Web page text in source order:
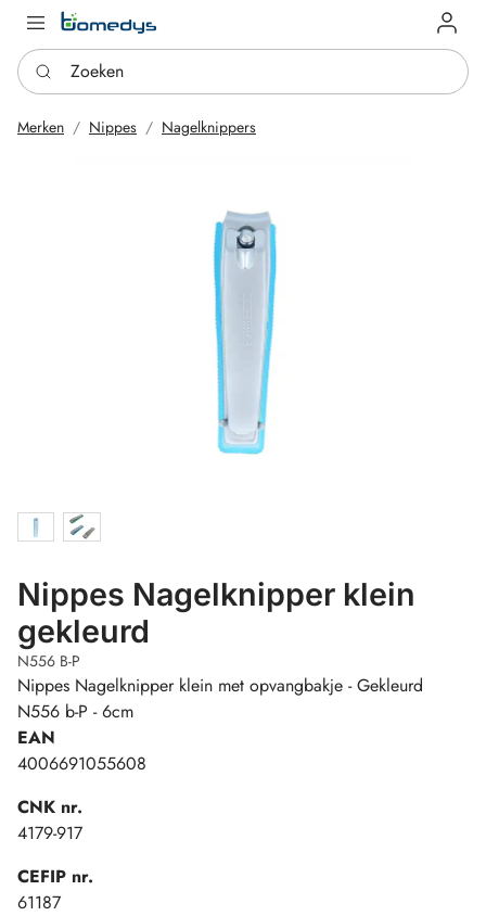
Log in
Zoeken
Merken Nippes Nagelknippers
Nippes Nagelknipper klein
gekleurd
N556 B-P
Nippes Nagelknipper klein met opvangbakje - Gekleurd
N556 b-P - 6cm
EAN
4006691055608
CNK nr.
4179-917
CEFIP nr.
61187